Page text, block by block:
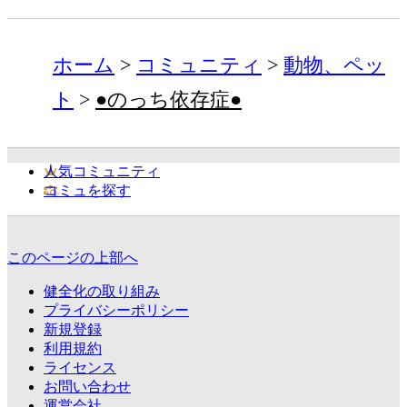
ホーム コミュニティ
動物、ペッ
ト
●のっち依存症●
人気コミュニティ
コミュを探す
このページの上部へ
健全化の取り組み
プライバシーポリシー
新規登録
利用規約
ライセンス
お問い合わせ